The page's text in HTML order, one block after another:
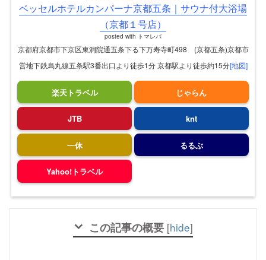
ベッセルホテルカンパーナ京都五条｜サウナ付大浴場
（京都１号店）
posted with トマレバ
京都府京都市下京区東洞院通五条下る下万寿寺町498 (京都五条)京都市
営地下鉄烏丸線五条駅3番出口より徒歩1分 京都駅より徒歩約15分[地図]
楽天トラベル じゃらん
JTB knt
一休 るるぶ
Yahoo!トラベル
この記事の概要 [hide]